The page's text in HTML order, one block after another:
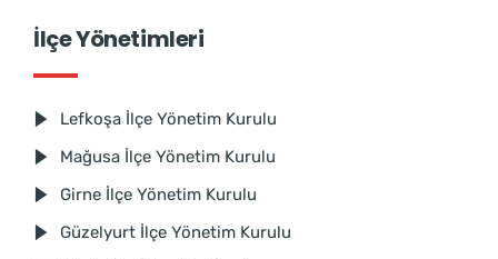
İlçe Yönetimleri
Lefkoşa İlçe Yönetim Kurulu
Mağusa İlçe Yönetim Kurulu
Girne İlçe Yönetim Kurulu
Güzelyurt İlçe Yönetim Kurulu